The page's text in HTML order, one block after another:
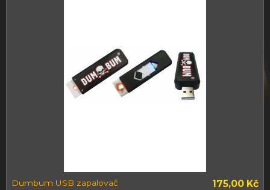
Dumbum USB zapalovač 175,00 Kč